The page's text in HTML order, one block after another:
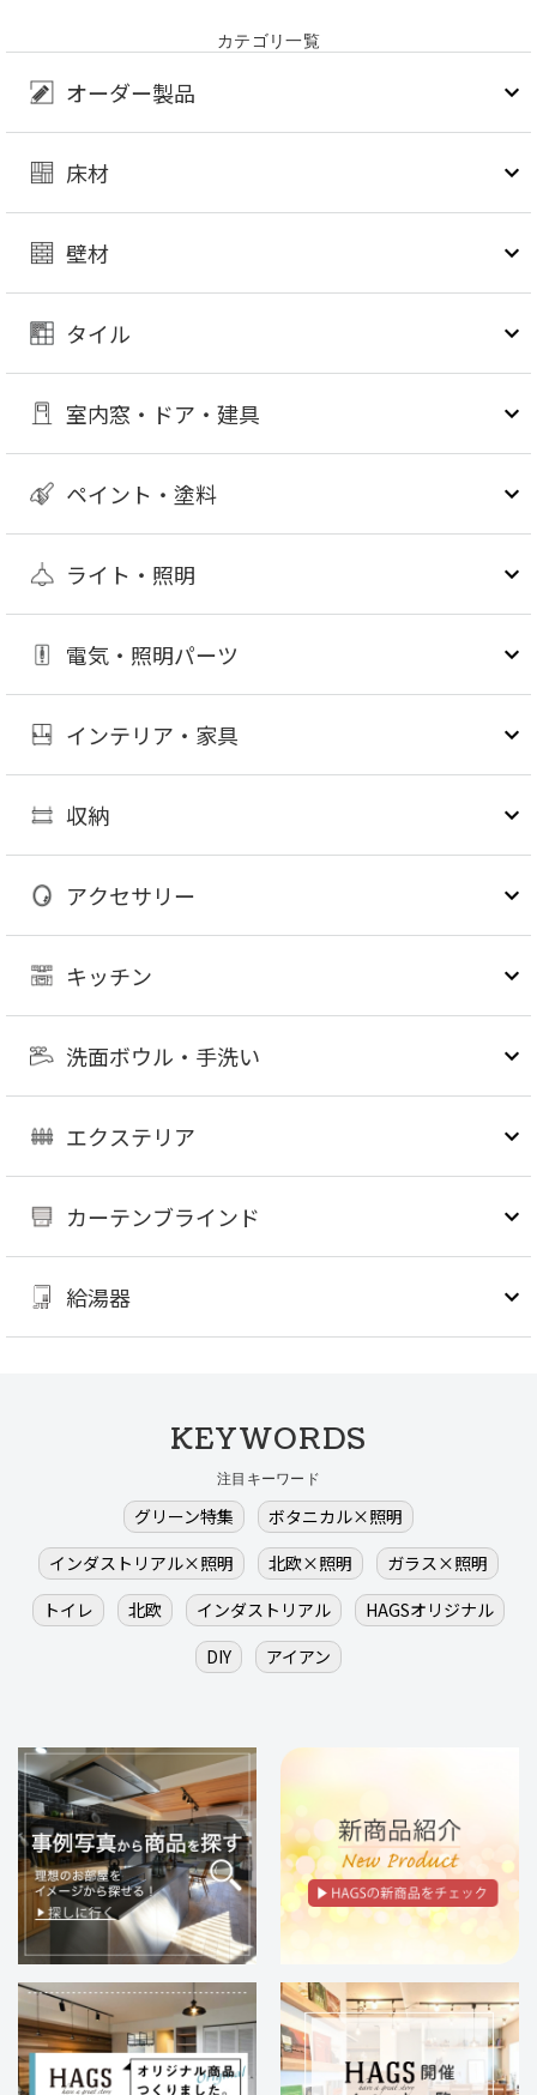
カテゴリ一覧
オーダー製品
床材
壁材
タイル
室内窓・ドア・建具
ペイント・塗料
ライト・照明
電気・照明パーツ
インテリア・家具
収納
アクセサリー
キッチン
洗面ボウル・手洗い
エクステリア
カーテンブラインド
給湯器
KEYWORDS
注目キーワード
グリーン特集
ボタニカル×照明
インダストリアル×照明
北欧×照明
ガラス×照明
トイレ
北欧 インダストリアル
HAGSオリジナル
DIY
アイアン